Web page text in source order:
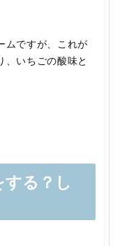
ムですが、これが
、いちごの酸味と
する？し